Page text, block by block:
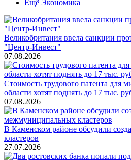
Ещё Экономика
Великобритания ввела санкции
"Центр-Инвест"
07.08.2026
Стоимость трудового патента для
области хотят поднять до 17 тыс.
07.08.2026
В Каменском районе обсудили
кластеров
27.07.2026